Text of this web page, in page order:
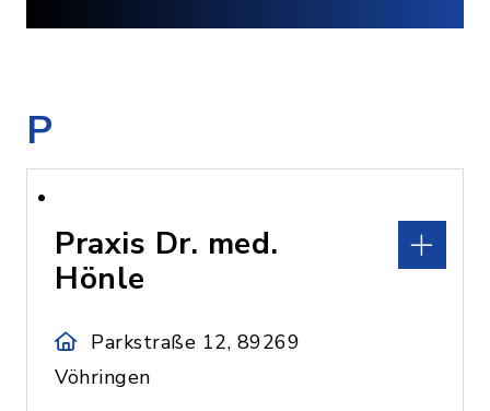
P
Praxis Dr. med.
Hönle
Parkstraße 12, 89269
Vöhringen